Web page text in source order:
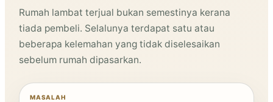
Rumah lambat terjual bukan semestinya kerana
tiada pembeli. Selalunya terdapat satu atau
beberapa kelemahan yang tidak diselesaikan
sebelum rumah dipasarkan.
MASALAH